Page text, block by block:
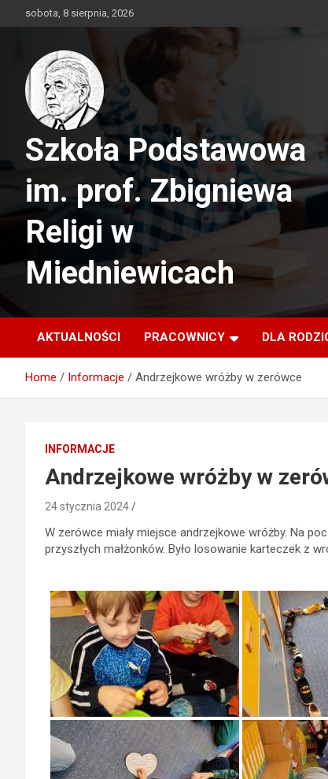
to
sobota, 8 sierpnia, 2026
Szkoła Podstawowa
im. prof. Zbigniewa
Religi w
Miedniewicach
AKTUALNOŚCI PRACOWNICY DLA
Home Informacje Andrzejkowe wróżby w zerówce
INFORMACJE
Andrzejkowe wróżby w
24 stycznia 2024
W zerówce miały miejsce andrzejkowe wróżby. Na
przyszłych małżonków. Było losowanie karteczek z